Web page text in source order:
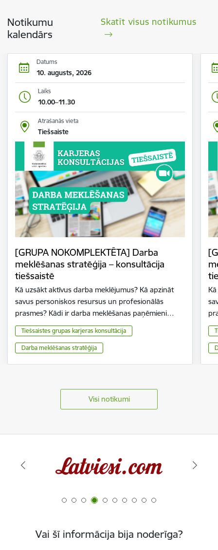
Notikumu
kalendārs
Skatīt visus notikumus
Datums
10. augusts, 2026
Laiks
10.00–11.30
Atrašanās vieta
Tiešsaiste
[GRUPA NOKOMPLEKTĒTA] Darba
meklēšanas stratēģija – konsultācija
tiešsaistē
Kā uzsākt aktīvus darba meklējumus? Kā apzināt
savus personiskos resursus un profesionālās
prasmes? Kādi ir darba meklēšanas paņēmieni…
Tiešsaistes grupas karjeras konsultācija
Darba meklēšanas stratēģija
Visi notikumi
Vai šī informācija bija noderīga?